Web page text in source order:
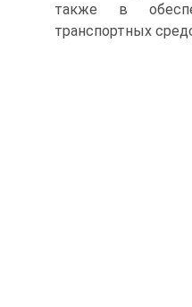
также в
транспортных